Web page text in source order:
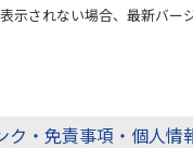
示されない場合、最新バー
ク・免責事項・個人情